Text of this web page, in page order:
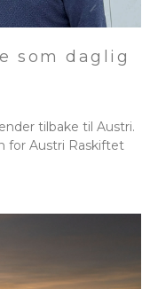
som daglig
tilbake til Austri.
for Austri Raskiftet